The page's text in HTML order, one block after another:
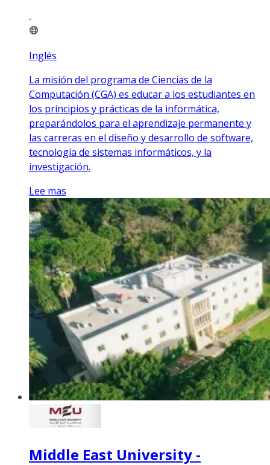
Inglés
La misión del programa de Ciencias de la
Computación (CGA) es educar a los estudiantes en
los principios y prácticas de la informática,
preparándolos para el aprendizaje permanente y
las carreras en el diseño y desarrollo de software,
tecnología de sistemas informáticos, y la
investigación.
Lee mas
Middle East University -